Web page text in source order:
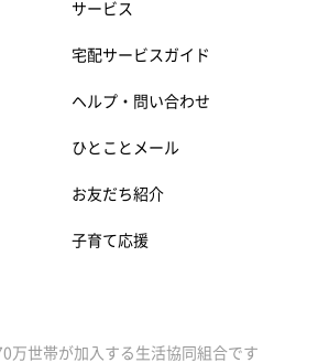
サービス
宅配サービスガイド
ヘルプ・問い合わせ
ひとことメール
お友だち紹介
子育て応援
万世帯が加入する生活協同組合です